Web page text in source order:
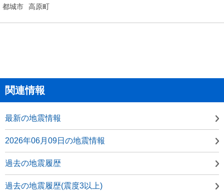
都城市 高原町
関連情報
最新の地震情報
2026年06月09日の地震情報
過去の地震履歴
過去の地震履歴(震度3以上)